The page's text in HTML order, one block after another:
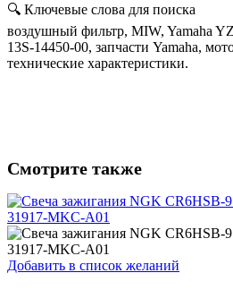
🔍 Ключевые слова для поиска
воздушный фильтр, MIW, Yamaha
13S-14450-00, запчасти Yamaha,
технические характеристики.
Смотрите также
Добавить в список желаний